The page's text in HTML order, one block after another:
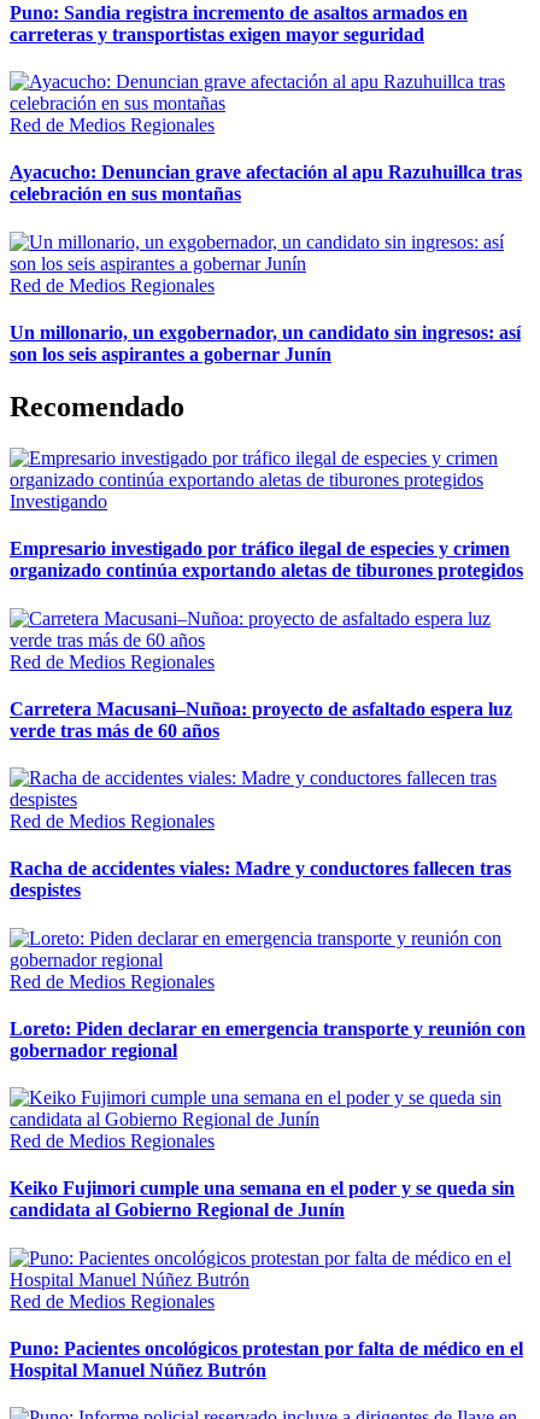
Puno: Sandia registra incremento de asaltos armados en
carreteras y transportistas exigen mayor seguridad
Red de Medios Regionales
Ayacucho: Denuncian grave afectación al apu Razuhuillca tras
celebración en sus montañas
Red de Medios Regionales
Un millonario, un exgobernador, un candidato sin ingresos: así
son los seis aspirantes a gobernar Junín
Recomendado
Investigando
Empresario investigado por tráfico ilegal de especies y crimen
organizado continúa exportando aletas de tiburones protegidos
Red de Medios Regionales
Carretera Macusani–Nuñoa: proyecto de asfaltado espera luz
verde tras más de 60 años
Red de Medios Regionales
Racha de accidentes viales: Madre y conductores fallecen tras
despistes
Red de Medios Regionales
Loreto: Piden declarar en emergencia transporte y reunión con
gobernador regional
Red de Medios Regionales
Keiko Fujimori cumple una semana en el poder y se queda sin
candidata al Gobierno Regional de Junín
Red de Medios Regionales
Puno: Pacientes oncológicos protestan por falta de médico en el
Hospital Manuel Núñez Butrón